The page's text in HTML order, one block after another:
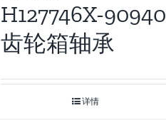
H127746X-90940
齿轮箱轴承
详情